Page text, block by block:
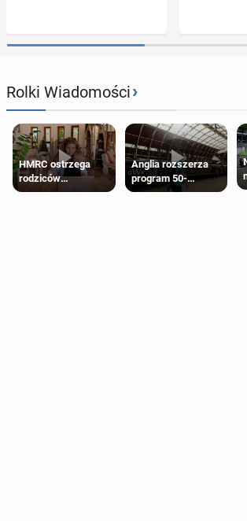
Rolki Wiadomości›
HMRC ostrzega
rodziców
pobierających Child
Anglia rozszerza
program 50-
procentowych